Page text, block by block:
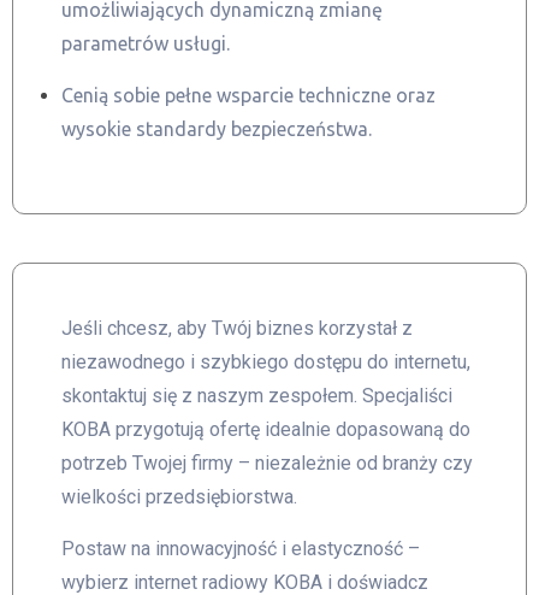
umożliwiających dynamiczną zmianę
parametrów usługi.
Cenią sobie pełne wsparcie techniczne oraz
wysokie standardy bezpieczeństwa.
Jeśli chcesz, aby Twój biznes korzystał z
niezawodnego i szybkiego dostępu do internetu,
skontaktuj się z naszym zespołem. Specjaliści
KOBA przygotują ofertę idealnie dopasowaną do
potrzeb Twojej firmy – niezależnie od branży czy
wielkości przedsiębiorstwa.
Postaw na innowacyjność i elastyczność –
wybierz internet radiowy KOBA i doświadcz